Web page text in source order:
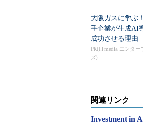
大阪ガスに学
手企業が生成AI
成功させる理由
PR(ITmedia エンター
ズ)
関連リンク
Investment in